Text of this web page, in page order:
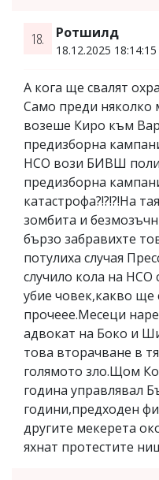
18. Ротшилд
18.12.2025 18:14:15
А кога ще свалят
Само преди няколко
возеше Киро към
предизборна
НСО вози БИВШ
предизборна
катастрофа?!?!?!На
зомбита и
бързо забравихте
потулиха случая
случило кола на
убие човек,какво ще
прочеее.Месеци
адвокат на Боко и
това вторачване в
голямото зло.Щом
година управлявал
години,предходен
другите мекерета
яхнат протестите